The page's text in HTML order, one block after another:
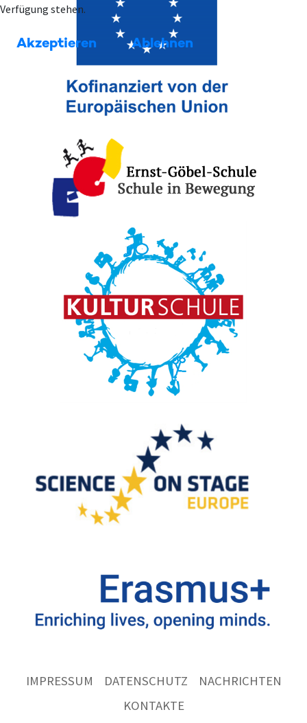
IMPRESSUM DATENSCHUTZ
NACHRICHTEN
KONTAKTE
Verfügung stehen.
Akzeptieren Ablehnen